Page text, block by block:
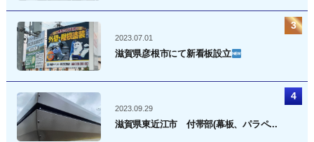
2023.07.01
滋賀県彦根市にて新看板設立
2023.09.29
滋賀県東近江市 付帯部(幕板、パラペ...